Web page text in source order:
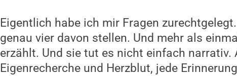
Eigentlich habe ich mir Fragen
genau vier davon stellen. Und mehr als
erzählt. Und sie tut es nicht einfach
Eigenrecherche und Herzblut, jede